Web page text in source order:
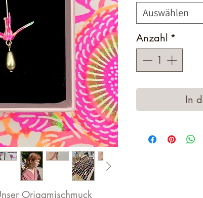
Origamischmuck
Auswählen
Anzahl *
In